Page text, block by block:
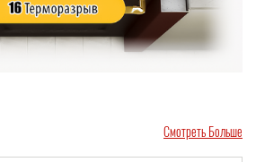
Смотреть Больше